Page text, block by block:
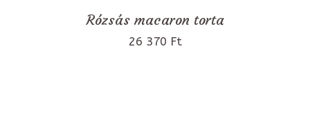
Rózsás macaron torta
26 370 Ft